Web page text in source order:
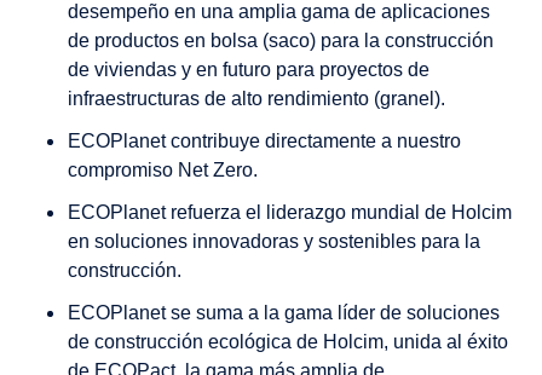
desempeño en una amplia gama de aplicaciones
de productos en bolsa (saco) para la construcción
de viviendas y en futuro para proyectos de
infraestructuras de alto rendimiento (granel).
ECOPlanet contribuye directamente a nuestro
compromiso Net Zero.
ECOPlanet refuerza el liderazgo mundial de Holcim
en soluciones innovadoras y sostenibles para la
construcción.
ECOPlanet se suma a la gama líder de soluciones
de construcción ecológica de Holcim, unida al éxito
de ECOPact, la gama más amplia de